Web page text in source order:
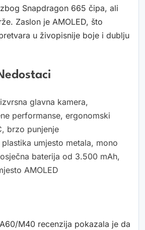
Snapdragon 665 čipa, ali
Zaslon je AMOLED, što
u živopisnije boje i dublju
izvrsna glavna kamera,
performanse, ergonomski
brzo punjenje
plastika umjesto metala, mono
baterija od 3.500 mAh,
AMOLED
M40 recenzija pokazala je da